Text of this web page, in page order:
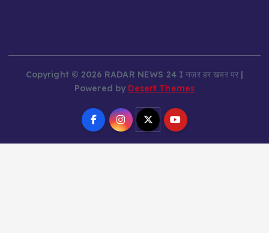
Copyright © 2026 RADAR NEWS 24 I नज़र हर खबर पर |
Powered by Desert Themes